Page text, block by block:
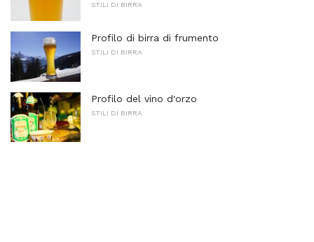
STILI DI BIRRA
Profilo di birra di frumento
STILI DI BIRRA
Profilo del vino d'orzo
STILI DI BIRRA